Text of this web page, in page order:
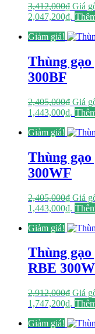
3,412,000₫ Giá
2,047,200₫.
Giảm giá!
Thùng
300BF
2,405,000₫ Giá
1,443,000₫.
Giảm giá!
Thùng
300WF
2,405,000₫ Giá
1,443,000₫.
Giảm giá!
Thùng
RBE 300W
2,912,000₫ Giá
1,747,200₫.
Giảm giá!